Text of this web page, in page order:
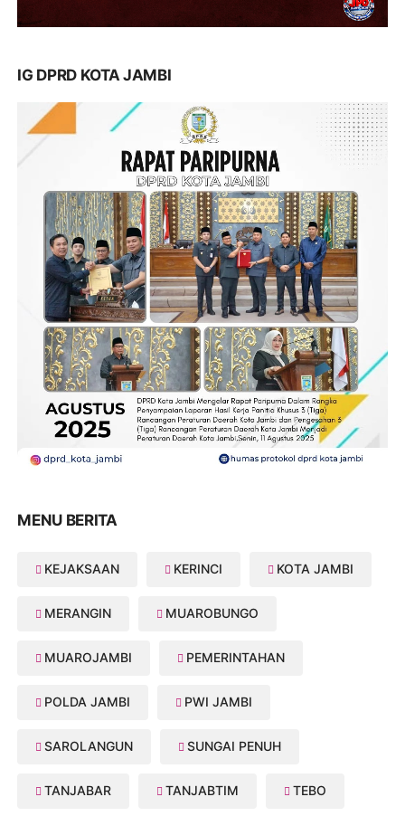
IG DPRD KOTA JAMBI
MENU BERITA
KEJAKSAAN KERINCI KOTA JAMBI
MERANGIN MUAROBUNGO
MUAROJAMBI PEMERINTAHAN
POLDA JAMBI PWI JAMBI
SAROLANGUN SUNGAI PENUH
TANJABAR TANJABTIM TEBO